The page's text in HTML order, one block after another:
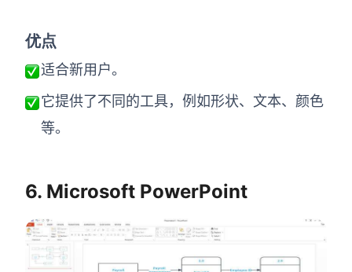
优点
适合新用户。
它提供了不同的工具，例如形状、文本、颜色
等。
6. Microsoft PowerPoint